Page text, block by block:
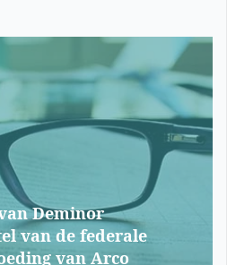
Deminor
van de federale
van Arco